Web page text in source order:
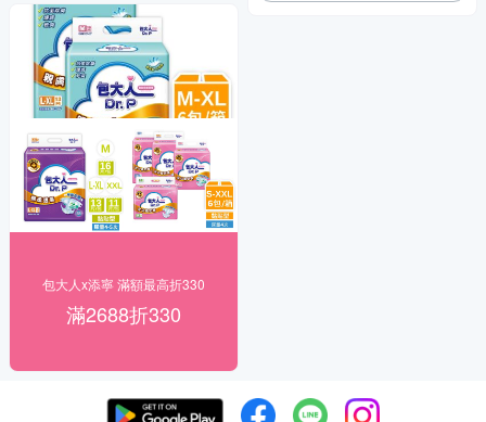
包大人x添寧 滿額最高折330
滿2688折330